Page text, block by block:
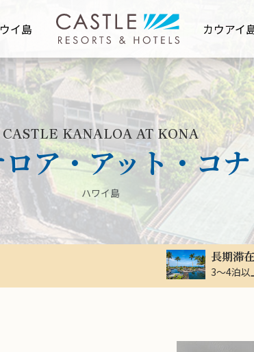
イ島 カウアイ
CASTLE KANALOA AT KONA
ア・アット・コ
ハワイ島
長期滞
3～4泊